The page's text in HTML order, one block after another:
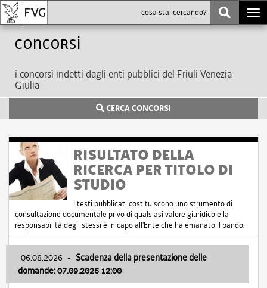
Concorsi
i concorsi indetti dagli enti pubblici del Friuli Venezia
Giulia
CERCA CONCORSI
RISULTATO DELLA
RICERCA PER TITOLO DI
STUDIO
I testi pubblicati costituiscono uno strumento di
consultazione documentale privo di qualsiasi valore giuridico e la
responsabilità degli stessi è in capo all'Ente che ha emanato il bando.
06.08.2026 - Scadenza della presentazione delle
domande: 07.09.2026 12:00